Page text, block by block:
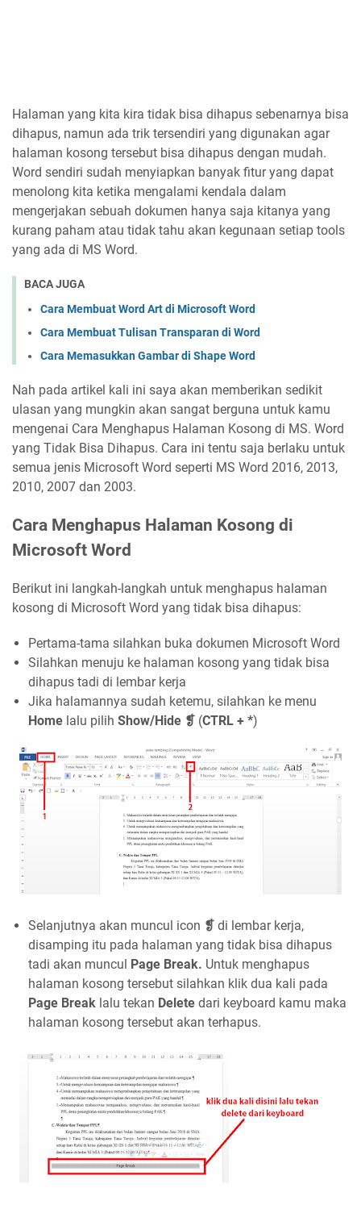
Halaman yang kita kira tidak bisa dihapus sebenarnya bisa
dihapus, namun ada trik tersendiri yang digunakan agar
halaman kosong tersebut bisa dihapus dengan mudah.
Word sendiri sudah menyiapkan banyak fitur yang dapat
menolong kita ketika mengalami kendala dalam
mengerjakan sebuah dokumen hanya saja kitanya yang
kurang paham atau tidak tahu akan kegunaan setiap tools
yang ada di MS Word.
BACA JUGA
Cara Membuat Word Art di Microsoft Word
Cara Membuat Tulisan Transparan di Word
Cara Memasukkan Gambar di Shape Word
Nah pada artikel kali ini saya akan memberikan sedikit
ulasan yang mungkin akan sangat berguna untuk kamu
mengenai Cara Menghapus Halaman Kosong di MS. Word
yang Tidak Bisa Dihapus. Cara ini tentu saja berlaku untuk
semua jenis Microsoft Word seperti MS Word 2016, 2013,
2010, 2007 dan 2003.
Cara Menghapus Halaman Kosong di
Microsoft Word
Berikut ini langkah-langkah untuk menghapus halaman
kosong di Microsoft Word yang tidak bisa dihapus:
Pertama-tama silahkan buka dokumen Microsoft Word
Silahkan menuju ke halaman kosong yang tidak bisa
dihapus tadi di lembar kerja
Jika halamannya sudah ketemu, silahkan ke menu
Home lalu pilih Show/Hide ❡ (CTRL + *)
Selanjutnya akan muncul icon ❡ di lembar kerja,
disamping itu pada halaman yang tidak bisa dihapus
tadi akan muncul Page Break. Untuk menghapus
halaman kosong tersebut silahkan klik dua kali pada
Page Break lalu tekan Delete dari keyboard kamu maka
halaman kosong tersebut akan terhapus.